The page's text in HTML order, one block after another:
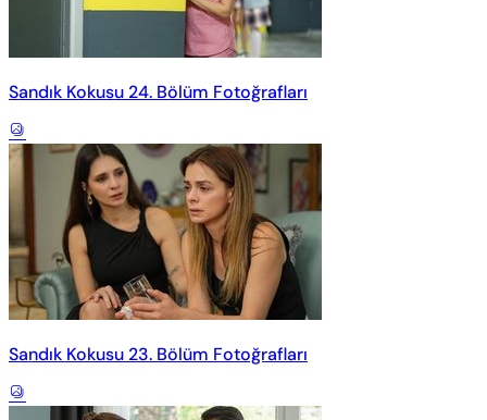
Sandık Kokusu 24. Bölüm Fotoğrafları
Sandık Kokusu 23. Bölüm Fotoğrafları